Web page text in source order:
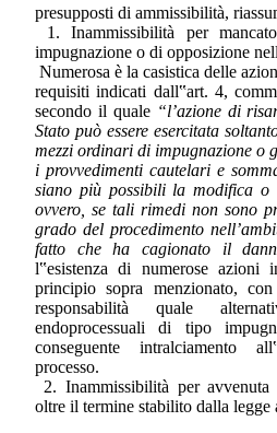
presupposti di ammissibilità,
1. Inammissibilità per
impugnazione o di opposizione
Numerosa è la casistica delle
requisiti indicati dall‟art. 4,
secondo il quale “l’azione di
Stato può essere esercitata
mezzi ordinari di impugnazione o
i provvedimenti cautelari e
siano più possibili la modifica o
ovvero, se tali rimedi non sono
grado del procedimento
fatto che ha cagionato il
l‟esistenza di numerose azioni
principio sopra menzionato,
responsabilità quale
endoprocessuali di tipo
conseguente intralciamento
processo.
2. Inammissibilità per
oltre il termine stabilito dalla legge